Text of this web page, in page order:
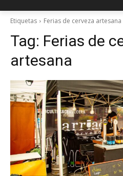
Etiquetas Ferias de cerveza artesana
Tag: Ferias de
artesana